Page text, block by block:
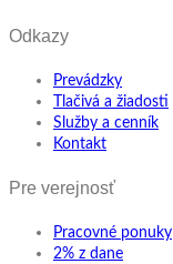
Odkazy
Prevádzky
Tlačivá a žiadosti
Služby a cenník
Kontakt
Pre verejnosť
Pracovné ponuky
2% z dane